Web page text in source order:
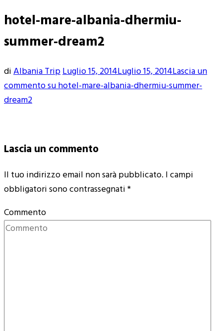
hotel-mare-albania-dhermiu-
summer-dream2
diAlbania TripLuglio 15, 2014Luglio 15, 2014Lascia un
commentosu hotel-mare-albania-dhermiu-summer-
dream2
Lascia un commento
Il tuo indirizzo email non sarà pubblicato. I campi
obbligatori sono contrassegnati*
Commento